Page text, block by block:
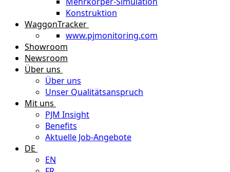
Konstruktion
WaggonTracker
www.pjmonitoring.com
Showroom
Newsroom
Über uns
Über uns
Unser Qualitätsanspruch
Mit uns
PJM Insight
Benefits
Aktuelle Job-Angebote
DE
EN